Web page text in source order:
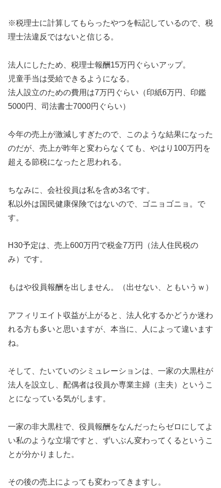
※税理士に計算してもらったやつを転記しているので、税
理士法違反ではないと信じる。
法人にしたため、税理士報酬15万円ぐらいアップ。
児童手当は受給できるようになる。
法人設立のための費用は7万円ぐらい（印紙6万円、印鑑
5000円、司法書士7000円ぐらい）
今年の売上が激減しすぎたので、このような結果になった
のだが、売上が昨年と変わらなくても、やはり100万円を
超える節税になったと思われる。
ちなみに、会社役員は私を含め3名です。
私以外は国民健康保険ではないので、ゴニョゴニョ。で
す。
H30予定は、売上600万円で税金7万円（法人住民税の
み）です。
もはや役員報酬を出しません。（出せない、ともいうｗ）
アフィリエイト収益が上がると、法人化するかどうか迷わ
れる方も多いと思いますが、本当に、人によって違います
ね。
そして、たいていのシミュレーションは、一家の大黒柱が
法人を設立し、配偶者は役員か専業主婦（主夫）というこ
とになっている気がします。
一家の非大黒柱で、役員報酬をなんだったらゼロにしてよ
い私のような立場ですと、ずいぶん変わってくるというこ
とが分かりました。
その後の売上によっても変わってきますし。